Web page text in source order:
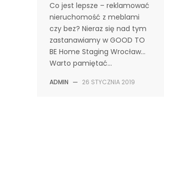
Co jest lepsze – reklamować
nieruchomość z meblami
czy bez? Nieraz się nad tym
zastanawiamy w GOOD TO
BE Home Staging Wrocław…
Warto pamiętać…
ADMIN — 26 STYCZNIA 2019